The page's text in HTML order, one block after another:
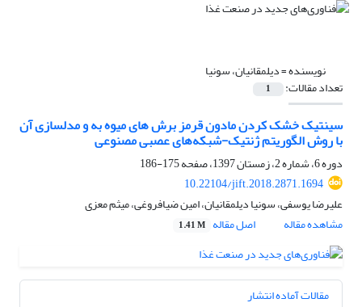
نویسنده =دیلمقانیان، سونیا
تعداد مقالات: 1
سینتیک خشک کردن مادون قرمز برش های میوه به و مدلسازی آن
با روش الگوریتم ژنتیک-شبکه‌های عصبی مصنوعی
دوره 6، شماره 2، زمستان 1397، صفحه
175-186
10.22104/jift.2018.2871.1694
علیرضا یوسفی، سونیا دیلمقانیان، امین ضیافروغی، میثم معزی
مشاهده مقاله
اصل مقاله 1.41 M
مقالات آماده انتشار